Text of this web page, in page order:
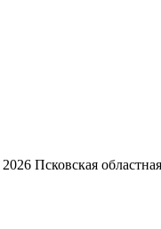
2026 Псковская